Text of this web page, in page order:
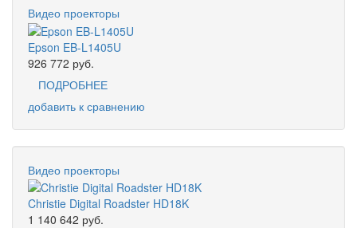
Видео проекторы
Epson EB-L1405U
926 772 руб.
ПОДРОБНЕЕ
добавить к сравнению
Видео проекторы
Christie Digital Roadster HD18K
1 140 642 руб.